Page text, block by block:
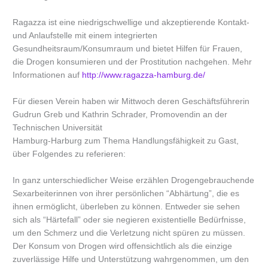
Ragazza ist eine niedrigschwellige und akzeptierende Kontakt-
und Anlaufstelle mit einem integrierten
Gesundheitsraum/Konsumraum und bietet Hilfen für Frauen,
die Drogen konsumieren und der Prostitution nachgehen. Mehr
Informationen auf http://www.ragazza-hamburg.de/
Für diesen Verein haben wir Mittwoch deren Geschäftsführerin
Gudrun Greb und Kathrin Schrader, Promovendin an der
Technischen Universität
Hamburg-Harburg zum Thema Handlungsfähigkeit zu Gast,
über Folgendes zu referieren:
In ganz unterschiedlicher Weise erzählen Drogengebrauchende
Sexarbeiterinnen von ihrer persönlichen “Abhärtung”, die es
ihnen ermöglicht, überleben zu können. Entweder sie sehen
sich als “Härtefall” oder sie negieren existentielle Bedürfnisse,
um den Schmerz und die Verletzung nicht spüren zu müssen.
Der Konsum von Drogen wird offensichtlich als die einzige
zuverlässige Hilfe und Unterstützung wahrgenommen, um den